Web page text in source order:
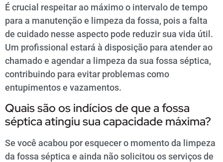
É crucial respeitar ao máximo o intervalo de tempo
para a manutenção e limpeza da fossa, pois a falta
de cuidado nesse aspecto pode reduzir sua vida útil.
Um profissional estará à disposição para atender ao
chamado e agendar a limpeza da sua fossa séptica,
contribuindo para evitar problemas como
entupimentos e vazamentos.
Quais são os indícios de que a fossa
séptica atingiu sua capacidade máxima?
Se você acabou por esquecer o momento da limpeza
da fossa séptica e ainda não solicitou os serviços de